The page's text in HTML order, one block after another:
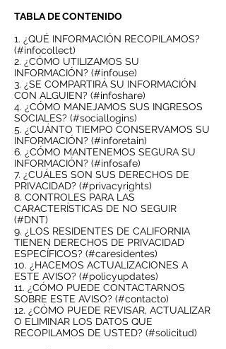
TABLA DE CONTENIDO
1. ¿QUÉ INFORMACIÓN RECOPILAMOS?
(#infocollect)
2. ¿CÓMO UTILIZAMOS SU
INFORMACIÓN? (#infouse)
3. ¿SE COMPARTIRÁ SU INFORMACIÓN
CON ALGUIEN? (#infoshare)
4. ¿CÓMO MANEJAMOS SUS INGRESOS
SOCIALES? (#sociallogins)
5. ¿CUÁNTO TIEMPO CONSERVAMOS SU
INFORMACIÓN? (#inforetain)
6. ¿CÓMO MANTENEMOS SEGURA SU
INFORMACIÓN? (#infosafe)
7. ¿CUÁLES SON SUS DERECHOS DE
PRIVACIDAD? (#privacyrights)
8. CONTROLES PARA LAS
CARACTERÍSTICAS DE NO SEGUIR
(#DNT)
9. ¿LOS RESIDENTES DE CALIFORNIA
TIENEN DERECHOS DE PRIVACIDAD
ESPECÍFICOS? (#caresidentes)
10. ¿HACEMOS ACTUALIZACIONES A
ESTE AVISO? (#policyupdates)
11. ¿CÓMO PUEDE CONTACTARNOS
SOBRE ESTE AVISO? (#contacto)
12. ¿CÓMO PUEDE REVISAR, ACTUALIZAR
O ELIMINAR LOS DATOS QUE
RECOPILAMOS DE USTED? (#solicitud)